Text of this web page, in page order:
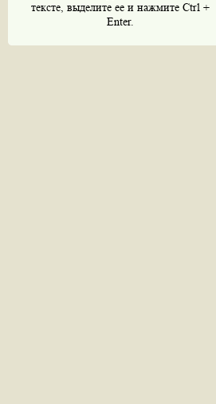
тексте, выделите ее и нажмите Ctrl +
Enter.